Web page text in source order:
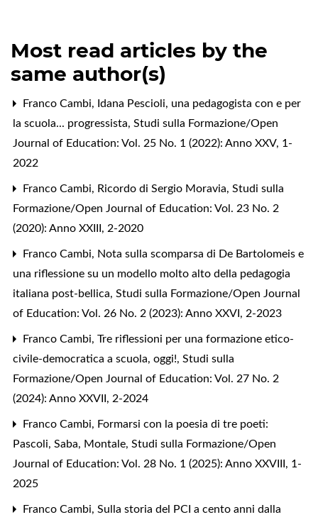
Most read articles by the
same author(s)
Franco Cambi, Idana Pescioli, una pedagogista con e per
la scuola... progressista, Studi sulla Formazione/Open
Journal of Education: Vol. 25 No. 1 (2022): Anno XXV, 1-
2022
Franco Cambi, Ricordo di Sergio Moravia, Studi sulla
Formazione/Open Journal of Education: Vol. 23 No. 2
(2020): Anno XXIII, 2-2020
Franco Cambi, Nota sulla scomparsa di De Bartolomeis e
una riflessione su un modello molto alto della pedagogia
italiana post-bellica, Studi sulla Formazione/Open Journal
of Education: Vol. 26 No. 2 (2023): Anno XXVI, 2-2023
Franco Cambi, Tre riflessioni per una formazione etico-
civile-democratica a scuola, oggi!, Studi sulla
Formazione/Open Journal of Education: Vol. 27 No. 2
(2024): Anno XXVII, 2-2024
Franco Cambi, Formarsi con la poesia di tre poeti:
Pascoli, Saba, Montale, Studi sulla Formazione/Open
Journal of Education: Vol. 28 No. 1 (2025): Anno XXVIII, 1-
2025
Franco Cambi, Sulla storia del PCI a cento anni dalla